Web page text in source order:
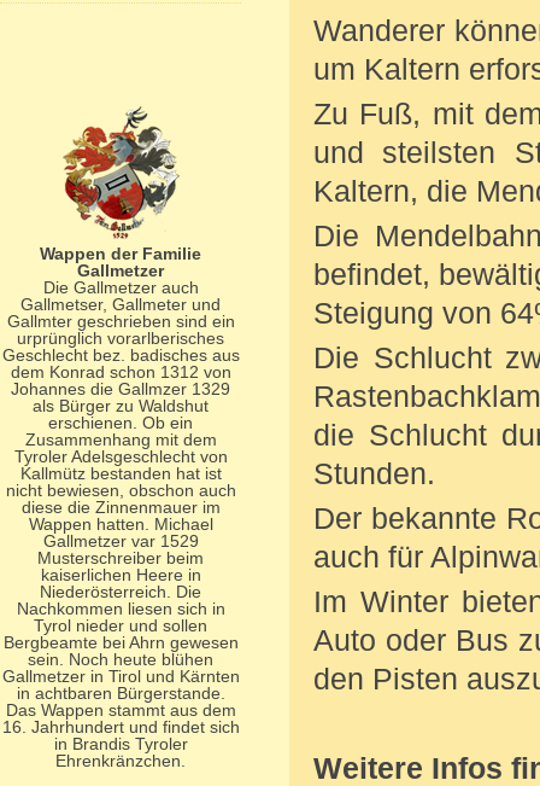
Wappen der Familie
Gallmetzer
Die Gallmetzer auch
Gallmetser, Gallmeter und
Gallmter geschrieben sind ein
urprünglich vorarlberisches
Geschlecht bez. badisches aus
dem Konrad schon 1312 von
Johannes die Gallmzer 1329
als Bürger zu Waldshut
erschienen. Ob ein
Zusammenhang mit dem
Tyroler Adelsgeschlecht von
Kallmütz bestanden hat ist
nicht bewiesen, obschon auch
diese die Zinnenmauer im
Wappen hatten. Michael
Gallmetzer var 1529
Musterschreiber beim
kaiserlichen Heere in
Niederösterreich. Die
Nachkommen liesen sich in
Tyrol nieder und sollen
Bergbeamte bei Ahrn gewesen
sein. Noch heute blühen
Gallmetzer in Tirol und Kärnten
in achtbaren Bürgerstande.
Das Wappen stammt aus dem
16. Jahrhundert und findet sich
in Brandis Tyroler
Ehrenkränzchen.
Wanderer
um Kaltern
Zu Fuß, mit
und steilsten
Kaltern, die
Die
befindet,
Steigung von
Die Schlucht
die Schlucht
Stunden.
Der bekannte
auch für
Im Winter
Auto oder Bus
den Pisten
Weitere Infos